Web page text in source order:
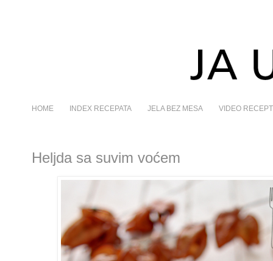
HOME INDEX RECEPATA JELA BEZ MESA VIDEO
Heljda sa suvim voćem